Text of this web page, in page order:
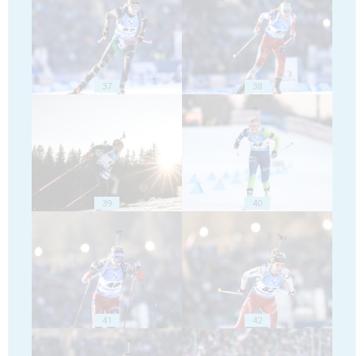
37 38
39 40
41 42